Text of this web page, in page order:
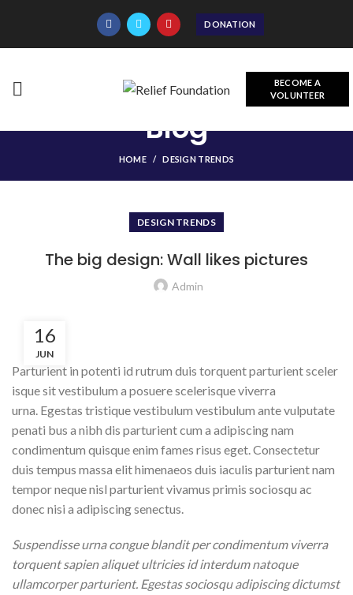
DONATION
BECOME A
VOLUNTEER
Blog
HOME DESIGN TRENDS
DESIGN TRENDS
The big design: Wall likes pictures
Admin
16
JUN
Parturient in potenti id rutrum duis torquent parturient sceler
isque sit vestibulum a posuere scelerisque viverra
urna. Egestas tristique vestibulum vestibulum ante vulputate
penati bus a nibh dis parturient cum a adipiscing nam
condimentum quisque enim fames risus eget. Consectetur
duis tempus massa elit himenaeos duis iaculis parturient nam
tempor neque nisl parturient vivamus primis sociosqu ac
donec nisi a adipiscing senectus.
Suspendisse urna congue blandit per condimentum viverra
torquent sapien aliquet ultricies id interdum natoque
ullamcorper parturient. Egestas sociosqu adipiscing dictumst